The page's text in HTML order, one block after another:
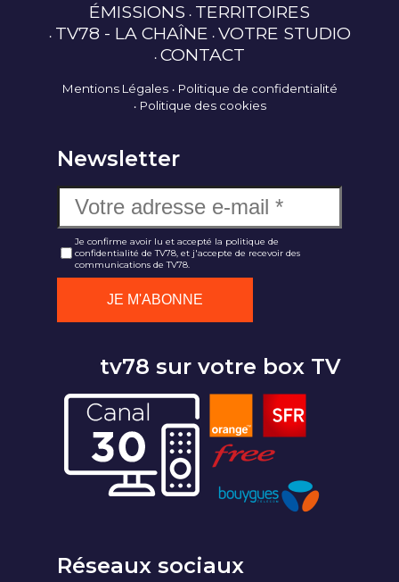
ÉMISSIONS TERRITOIRES
TV78 - LA CHAÎNE VOTRE STUDIO
CONTACT
Mentions Légales
Politique de confidentialité
Politique des cookies
Newsletter
Je confirme avoir lu et accepté la politique de
confidentialité de TV78, et j'accepte de recevoir des
communications de TV78.
tv78 sur votre box TV
Réseaux sociaux